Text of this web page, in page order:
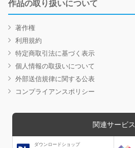
作品の取り扱いについて
著作権
利用規約
特定商取引法に基づく表示
個人情報の取扱いについて
外部送信規律に関する公表
コンプライアンスポリシー
関連サービス
ダウンロードショップ